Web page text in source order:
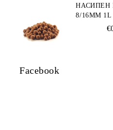
НАСИПЕН
8/16ММ 1L
Facebook